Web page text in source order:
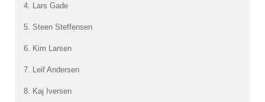
4. Lars Gade
5. Steen Steffensen
6. Kim Larsen
7. Leif Andersen
8. Kaj Iversen